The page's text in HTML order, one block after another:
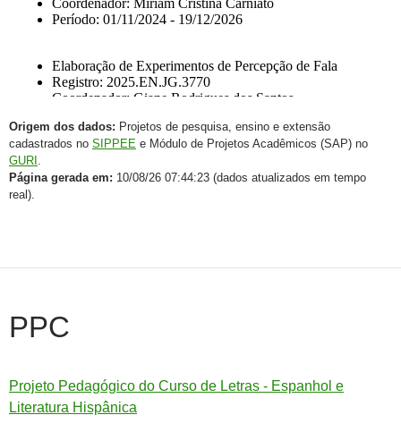
Origem dos dados: Projetos de pesquisa, ensino e extensão
cadastrados no SIPPEE e Módulo de Projetos Acadêmicos (SAP) no
GURI
Página gerada em: 10/08/26 07:44:23 (dados atualizados em tempo
real).
PPC
Projeto Pedagógico do Curso de Letras - Espanhol e
Literatura Hispânica